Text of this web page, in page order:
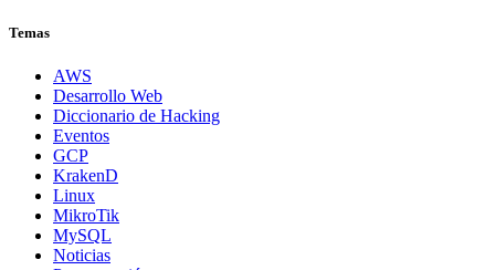
Temas
AWS
Desarrollo Web
Diccionario de Hacking
Eventos
GCP
KrakenD
Linux
MikroTik
MySQL
Noticias